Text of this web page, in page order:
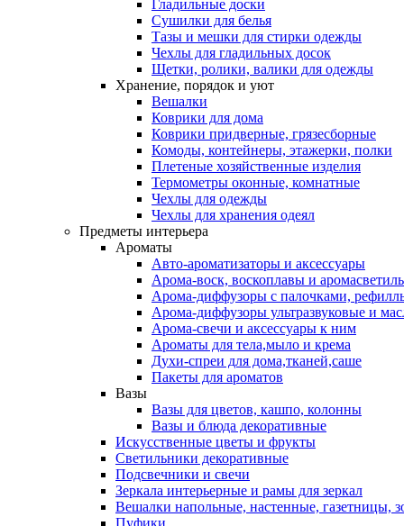
Гладильные доски
Сушилки для белья
Тазы и мешки для стирки одежды
Чехлы для гладильных досок
Щетки, ролики, валики для одежды
Хранение, порядок и уют
Вешалки
Коврики для дома
Коврики придверные, грязесборные
Комоды, контейнеры, этажерки, полки
Плетеные хозяйственные изделия
Термометры оконные, комнатные
Чехлы для одежды
Чехлы для хранения одеял
Предметы интерьера
Ароматы
Авто-ароматизаторы и аксессуары
Арома-воск, воскоплавы и
Арома-диффузоры с палочками,
Арома-диффузоры ультразвуковые и
Арома-свечи и аксессуары к ним
Ароматы для тела,мыло и крема
Духи-спреи для дома,тканей,саше
Пакеты для ароматов
Вазы
Вазы для цветов, кашпо, колонны
Вазы и блюда декоративные
Искусственные цветы и фрукты
Светильники декоративные
Подсвечники и свечи
Зеркала интерьерные и рамы для зеркал
Вешалки напольные, настенные, газетницы,
Пуфики